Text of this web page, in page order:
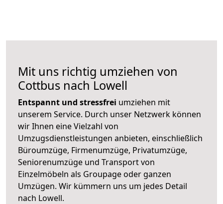
Mit uns richtig umziehen von
Cottbus nach Lowell
Entspannt und stressfrei umziehen mit
unserem Service. Durch unser Netzwerk können
wir Ihnen eine Vielzahl von
Umzugsdienstleistungen anbieten, einschließlich
Büroumzüge, Firmenumzüge, Privatumzüge,
Seniorenumzüge und Transport von
Einzelmöbeln als Groupage oder ganzen
Umzügen. Wir kümmern uns um jedes Detail
nach Lowell.